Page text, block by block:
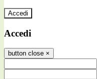
Accedi
Accedi
button close ×